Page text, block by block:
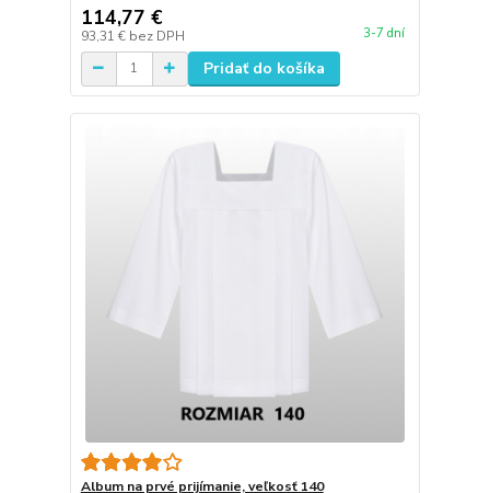
114,77 €
93,31 € bez DPH 3-7 dní
Pridať do košíka
Album na prvé prijímanie, veľkosť 140